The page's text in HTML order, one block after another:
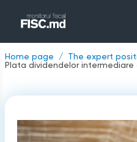
Home page The expert
Plata dividendelor